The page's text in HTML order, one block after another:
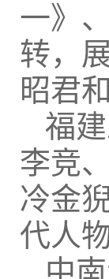
一》
转，
昭君
福
李竞
冷金
代人
中